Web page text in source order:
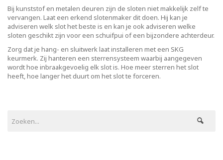
Bij kunststof en metalen deuren zijn de sloten niet makkelijk zelf te
vervangen. Laat een erkend slotenmaker dit doen. Hij kan je
adviseren welk slot het beste is en kan je ook adviseren welke
sloten geschikt zijn voor een schuifpui of een bijzondere achterdeur.
Zorg dat je hang- en sluitwerk laat installeren met een SKG
keurmerk. Zij hanteren een sterrensysteem waarbij aangegeven
wordt hoe inbraakgevoelig elk slot is. Hoe meer sterren het slot
heeft, hoe langer het duurt om het slot te forceren.